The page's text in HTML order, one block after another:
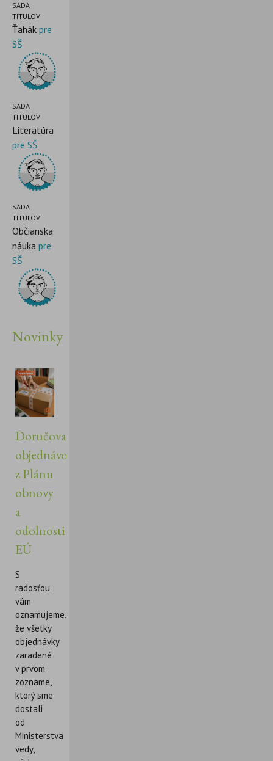
SADA
TITULOV
Ťahák pre
SŠ
SADA
TITULOV
Literatúra
pre SŠ
SADA
TITULOV
Občianska
náuka pre
SŠ
Novinky
Doručovanie
objednávok
z Plánu
obnovy
a
odolnosti
EÚ
S
radosťou
vám
oznamujeme,
že všetky
objednávky
zaradené
v prvom
zozname,
ktorý sme
dostali
od
Ministerstva
vedy,